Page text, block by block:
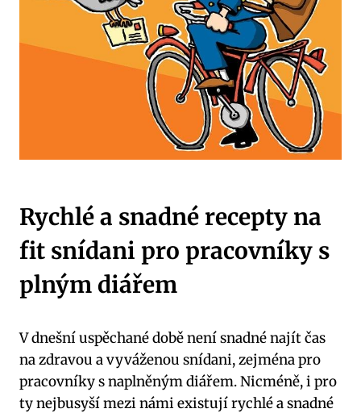
Rychlé a snadné recepty na
fit snídani pro pracovníky s
plným diářem
V dnešní uspěchané době není snadné najít čas
na zdravou a vyváženou snídani, zejména pro
pracovníky s naplněným diářem. Nicméně, i pro
ty nejbusyší mezi námi existují rychlé a snadné